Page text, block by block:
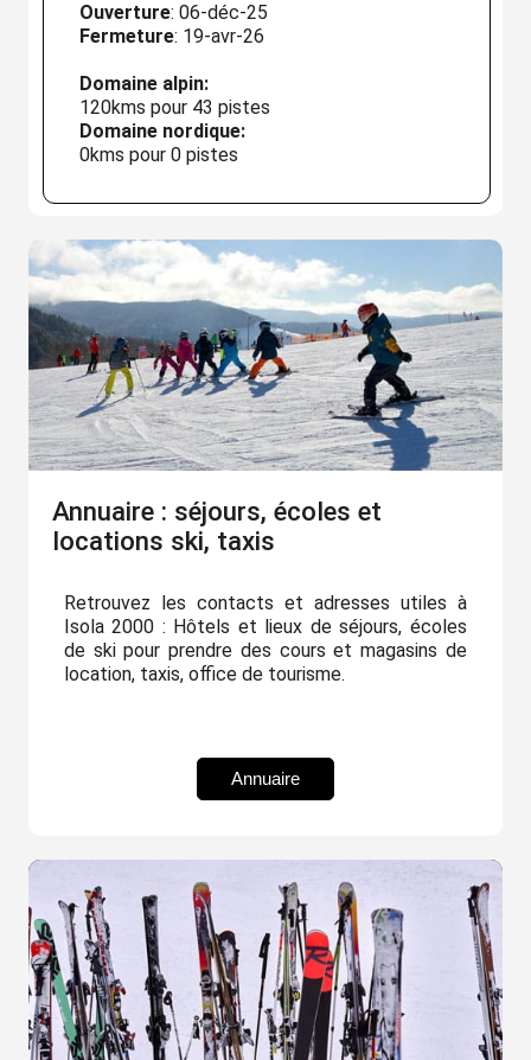
Ouverture: 06-déc-25
Fermeture: 19-avr-26
Domaine alpin:
120kms pour 43 pistes
Domaine nordique:
0kms pour 0 pistes
Annuaire : séjours, écoles et
locations ski, taxis
Retrouvez les contacts et adresses utiles à
Isola 2000 : Hôtels et lieux de séjours, écoles
de ski pour prendre des cours et magasins de
location, taxis, office de tourisme.
Annuaire